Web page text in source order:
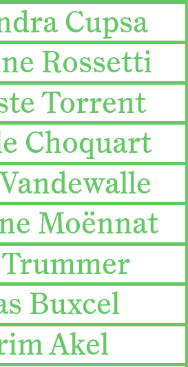
Cupsa
Rossetti
Torrent
Choquart
Moënnat
Buxcel
Akel